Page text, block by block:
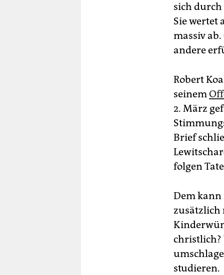
sich
Sie wertet
massiv
andere
Robert
seinem
2. März
Brief
folgen
Dem kann
zusätzlich
christlich?
studieren.